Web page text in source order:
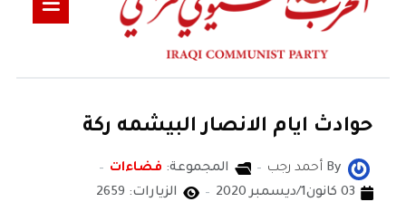
حوادث ايام الانصار البيشمه ركة
By أحمد رجب المجموعة: فضاءات
03 كانون1/ديسمبر 2020
الزيارات: 2659